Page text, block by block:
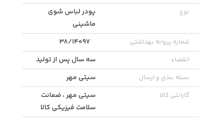
149,900 تومان
نوع
پودر لباس شوی
ماشینی
شماره پروانه بهداشتی 38/14097
انقضاء سه سال پس از تولید
بسته بندی و ارسال سیتی مهر
گارانتی کالا
سیتی مهر ، ضمانت
سلامت فیزیکی کالا